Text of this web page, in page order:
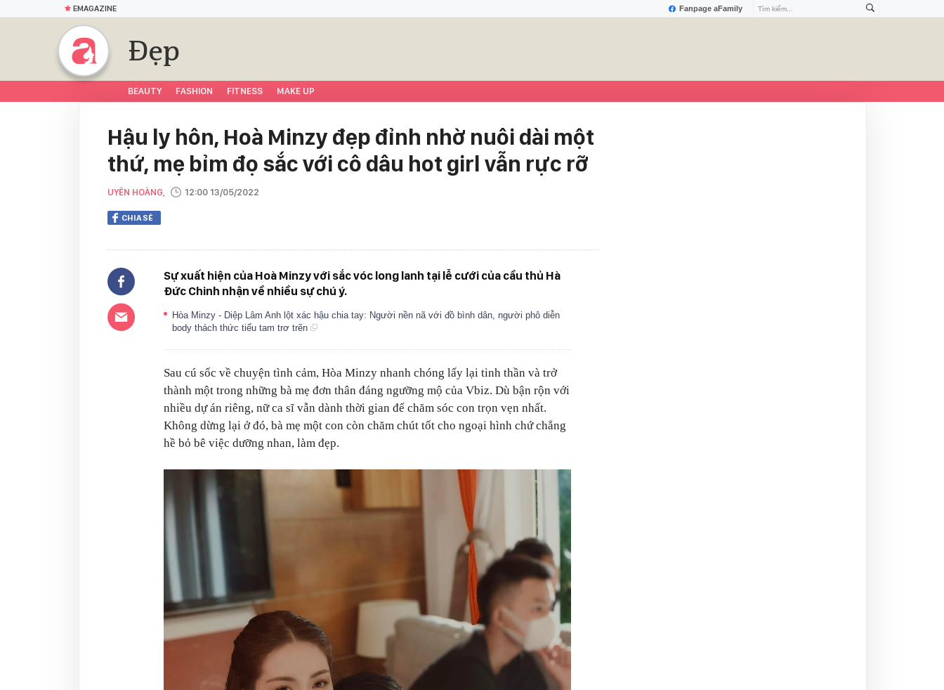
Fanpage aFamily
EMAGAZINE
Đẹp
BEAUTY FASHION FITNESS MAKE UP
Hậu ly hôn, Hoà Minzy đẹp đỉnh nhờ nuôi dài một
thứ, mẹ bỉm đọ sắc với cô dâu hot girl vẫn rực rỡ
UYÊN HOÀNG, 12:00 13/05/2022
CHIA SẺ
Sự xuất hiện của Hoà Minzy với sắc vóc long lanh tại lễ cưới của cầu thủ Hà
Đức Chinh nhận về nhiều sự chú ý.
Hòa Minzy - Diệp Lâm Anh lột xác hậu chia tay: Người nền nã với đồ bình dân, người phô diễn
body thách thức tiểu tam trơ trẽn
Sau cú sốc về chuyện tình cảm, Hòa Minzy nhanh chóng lấy lại tinh thần và trở
thành một trong những bà mẹ đơn thân đáng ngưỡng mộ của Vbiz. Dù bận rộn với
nhiều dự án riêng, nữ ca sĩ vẫn dành thời gian để chăm sóc con trọn vẹn nhất.
Không dừng lại ở đó, bà mẹ một con còn chăm chút tốt cho ngoại hình chứ chẳng
hề bỏ bê việc dưỡng nhan, làm đẹp.